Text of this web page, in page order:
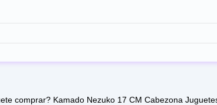
comprar? Kamado Nezuko 17 CM Cabezona